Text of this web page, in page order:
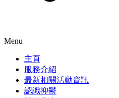
Menu
主頁
服務介紹
最新相關活動資訊
認識抑鬱